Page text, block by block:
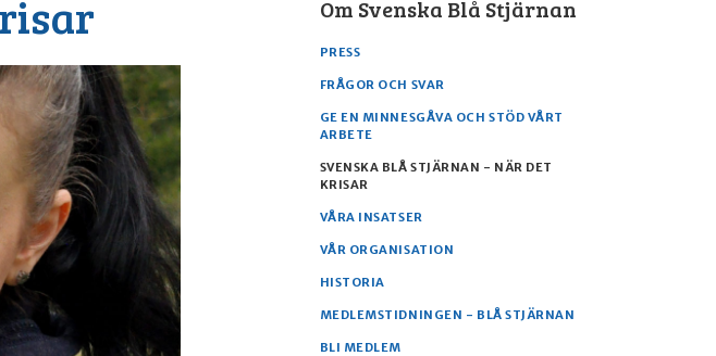
Om Svenska Blå Stjärnan
PRESS
FRÅGOR OCH SVAR
GE EN MINNESGÅVA OCH STÖD VÅRT
ARBETE
SVENSKA BLÅ STJÄRNAN - NÄR DET
KRISAR
VÅRA INSATSER
VÅR ORGANISATION
HISTORIA
MEDLEMSTIDNINGEN - BLÅ STJÄRNAN
BLI MEDLEM